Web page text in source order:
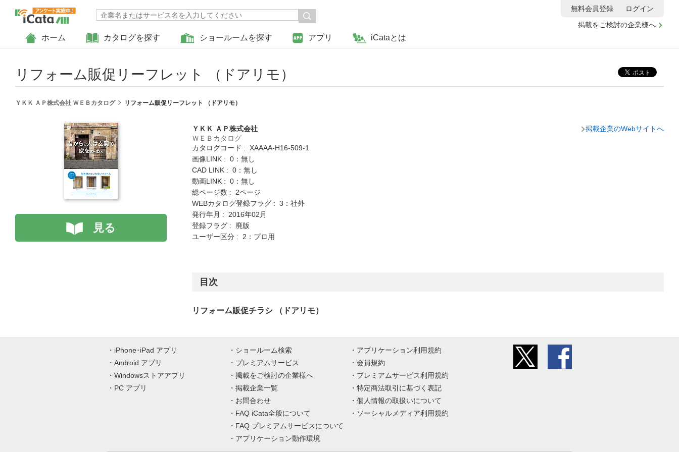
ホーム カタログを探す ショールームを探す アプリ iCataとは
掲載をご検討の企業様へ
無料会員登録 ログイン
リフォーム販促リーフレット （ドアリモ）
ＹＫＫ ＡＰ株式会社 ＷＥＢカタログ リフォーム販促リーフレット （ドアリモ）
見る
ＹＫＫ ＡＰ株式会社
ＷＥＢカタログ
カタログコード : XAAAA-H16-509-1
画像LINK : 0：無し
CAD LINK : 0：無し
動画LINK : 0：無し
総ページ数 : 2ページ
WEBカタログ登録フラグ : 3：社外
発行年月 : 2016年02月
登録フラグ : 廃版
ユーザー区分 : 2：プロ用
掲載企業のWebサイトへ
目次
リフォーム販促チラシ （ドアリモ）
iPhone･iPad アプリ
Android アプリ
Windowsストアアプリ
PC アプリ
ショールーム検索
プレミアムサービス
掲載をご検討の企業様へ
掲載企業一覧
お問合わせ
FAQ iCata全般について
FAQ プレミアムサービスについて
アプリケーション動作環境
アプリケーション利用規約
会員規約
プレミアムサービス利用規約
特定商法取引に基づく表記
個人情報の取扱いについて
ソーシャルメディア利用規約